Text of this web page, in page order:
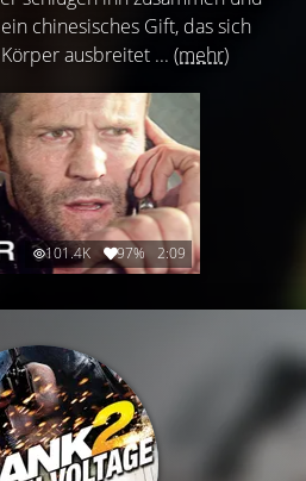
chinesisches Gift, das sich
ausbreitet ... (mehr)
101.4K 97% 2:09